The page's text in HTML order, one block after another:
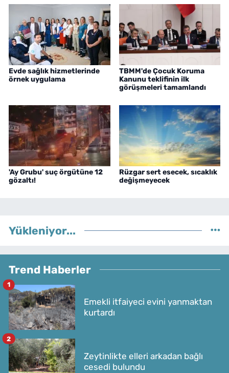
Evde sağlık hizmetlerinde
örnek uygulama
TBMM'de Çocuk Koruma
Kanunu teklifinin ilk
görüşmeleri tamamlandı
'Ay Grubu' suç örgütüne 12
gözaltı!
Rüzgar sert esecek, sıcaklık
değişmeyecek
Yükleniyor...
Trend Haberler
Emekli itfaiyeci evini yanmaktan
kurtardı
1
Zeytinlikte elleri arkadan bağlı
cesedi bulundu
2